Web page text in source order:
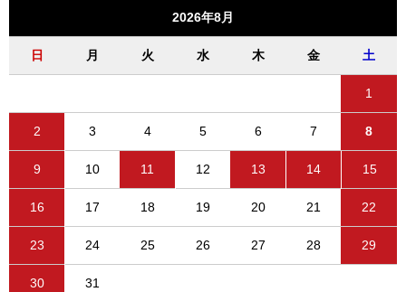
2026年8月
日 月 火 水 木 金 土
1
2 3 4 5 6 7 8
9 10 11 12 13 14 15
16 17 18 19 20 21 22
23 24 25 26 27 28 29
30 31